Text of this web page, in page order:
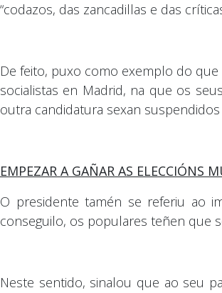
“codazos, das zancadillas e das
De feito, puxo como exemplo do
socialistas en Madrid, na que os
outra candidatura sexan suspendidos
EMPEZAR A GAÑAR AS ELECCIÓNS
O presidente tamén se referiu ao
conseguilo, os populares teñen que
Neste sentido, sinalou que ao seu